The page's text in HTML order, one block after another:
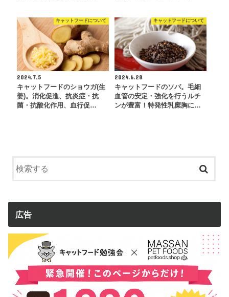
キャットフードについて
2024.7.5
キャットフードのショウガ(生
姜)。消化促進、抗炎症・抗
菌・抗酸化作用、血行促…
キャットフードについて
2024.6.28
キャットフードのソバ。毛細
血管の安定・強化を行うルチ
ンが豊富！特発性乳糜胸に…
広告